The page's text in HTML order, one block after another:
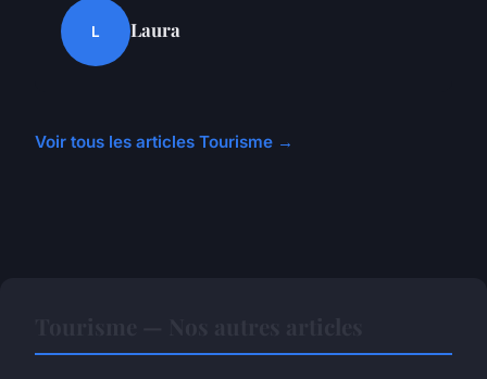
L Laura
Voir tous les articles Tourisme →